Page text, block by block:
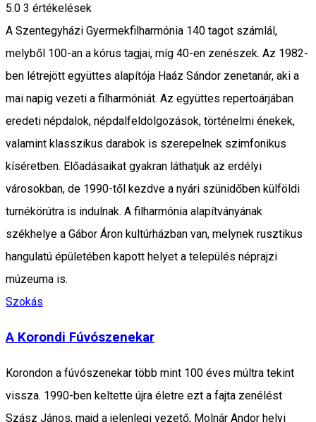
5.0 3 értékelések
A Szentegyházi Gyermekfilharmónia 140 tagot számlál,
melyből 100-an a kórus tagjai, míg 40-en zenészek. Az 1982-
ben létrejött együttes alapítója Haáz Sándor zenetanár, aki a
mai napig vezeti a filharmóniát. Az együttes repertoárjában
eredeti népdalok, népdalfeldolgozások, történelmi énekek,
valamint klasszikus darabok is szerepelnek szimfonikus
kíséretben. Előadásaikat gyakran láthatjuk az erdélyi
városokban, de 1990-től kezdve a nyári szünidőben külföldi
turnékörútra is indulnak. A filharmónia alapítványának
székhelye a Gábor Áron kultúrházban van, melynek rusztikus
hangulatú épületében kapott helyet a település néprajzi
múzeuma is.
Szokás
A Korondi Fúvószenekar
Korondon a fúvószenekar több mint 100 éves múltra tekint
vissza. 1990-ben keltette újra életre ezt a fajta zenélést
Szász János, majd a jelenlegi vezető, Molnár Andor helyi